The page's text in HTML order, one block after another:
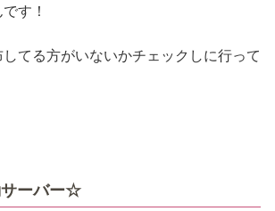
す！
てる方がいないかチェックしに行って
サーバー☆